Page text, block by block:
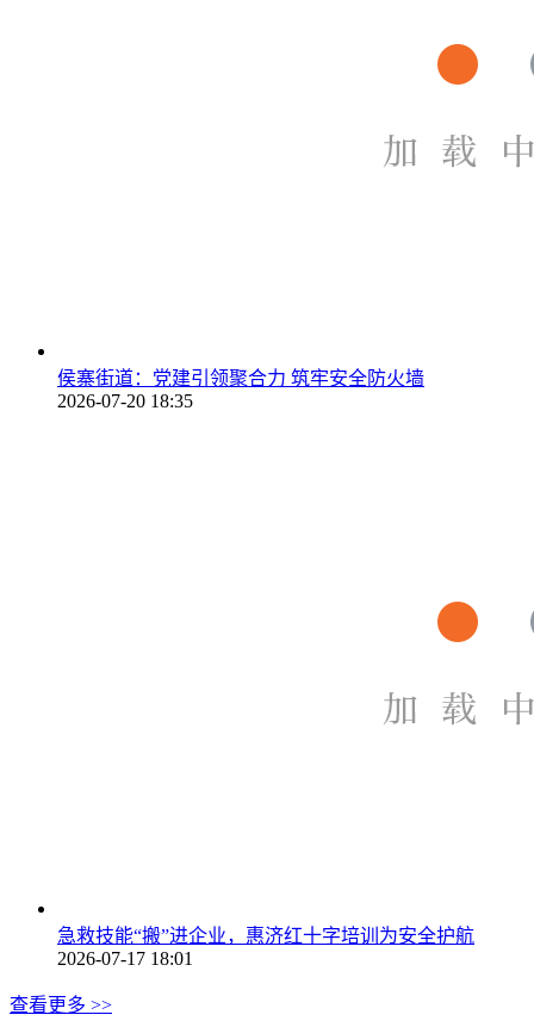
侯寨街道：党建引领聚合力 筑牢安全防火墙
2026-07-20 18:35
急救技能“搬”进企业，惠济红十字培训为安全护航
2026-07-17 18:01
查看更多 >>